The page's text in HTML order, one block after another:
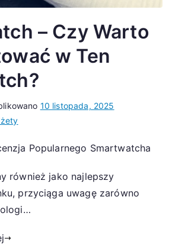
– Czy Warto
w Ten
10 listopada, 2025
Popularnego Smartwatcha
również jako najlepszy
przyciąga uwagę zarówno